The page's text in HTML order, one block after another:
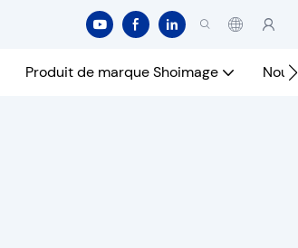
Produit de marque Shoimage